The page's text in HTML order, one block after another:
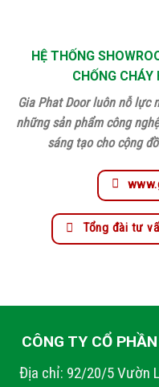
HỆ THỐNG
CHỐNG
Gia Phat Door luôn nỗ lực
những sản phẩm công
sáng tạo cho cộng
Tổng đài tư
CÔNG TY CỔ
Địa chỉ: 92/20/5 Vườn